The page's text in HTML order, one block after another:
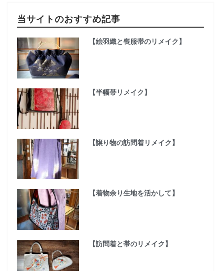
当サイトのおすすめ記事
【絵羽織と喪服帯のリメイク】
【半幅帯リメイク】
【譲り物の訪問着リメイク】
【着物余り生地を活かして】
【訪問着と帯のリメイク】